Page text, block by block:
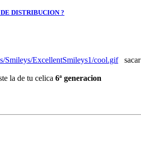
DISTRIBUCION ?
Smileys/ExcellentSmileys1/cool.gifsacar
la de tu celica 6ª generacion